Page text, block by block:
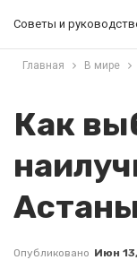
Советы и
Главная В мире
Как
Опубликовано Июн